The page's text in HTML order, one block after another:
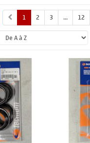
1 2 3 ... 12